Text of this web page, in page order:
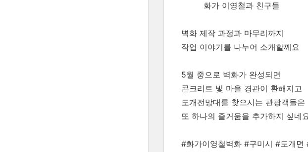
화가 이영철과 친구들
벽화 제작 과정과 마무리까지
작업 이야기를 나누어 소개할께요
5월 중으로 벽화가 완성되면
콘크리트 빛 마을 경관이 환해지고
도개전망대를 찾으시는 관광객들은
또 하나의 즐거움을 추가하지 싶네
#화가이영철벽화 #구미시 #도개